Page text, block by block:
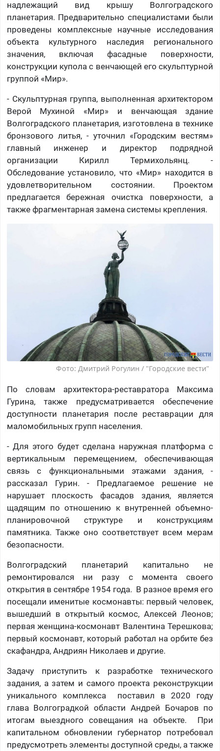
надлежащий вид крышу Волгоградского
планетария. Предварительно специалистами были
проведены комплексные научные исследования
объекта культурного наследия регионального
значения, включая фасадные поверхности,
конструкции купола с венчающей его скульптурной
группой «Мир».
- Скульптурная группа, выполненная архитектором
Верой Мухиной «Мир» и венчающая здание
Волгоградского планетария, изготовлена в технике
бронзового литья, - уточнил «Городским вестям»
главный инженер и директор подрядной
организации Кирилл Термихольянц. -
Обследование установило, что «Мир» находится в
удовлетворительном состоянии. Проектом
предлагается бережная очистка поверхности, а
также фрагментарная замена системы крепления.
Фото: Дмитрий Рогулин / "Городские вести"
По словам архитектора-реставратора Максима
Гурина, также предусматривается обеспечение
доступности планетария после реставрации для
маломобильных групп населения.
- Для этого будет сделана наружная платформа с
вертикальным перемещением, обеспечивающая
связь с функциональными этажами здания, -
рассказал Гурин. - Предлагаемое решение не
нарушает плоскость фасадов здания, является
щадящим по отношению к внутренней объемно-
планировочной структуре и конструкциям
памятника. Также оно соответствует всем мерам
безопасности.
Волгоградский планетарий капитально не
ремонтировался ни разу с момента своего
открытия в сентябре 1954 года. В разное время его
посещали именитые космонавты: первый человек,
вышедший в открытый космос, Алексей Леонов;
первая женщина-космонавт Валентина Терешкова;
первый космонавт, который работал на орбите без
скафандра, Андриян Николаев и другие.
Задачу приступить к разработке технического
задания, а затем и самого проекта реконструкции
уникального комплекса поставил в 2020 году
глава Волгоградкой области Андрей Бочаров по
итогам выездного совещания на объекте. При
капитальном обновлении губернатор потребовал
предусмотреть элементы доступной среды, а также